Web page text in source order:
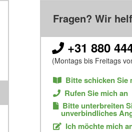
Fragen? Wir
+31 880
(Montags bis Freitags
Bitte schicken Sie
Rufen Sie mich an
Bitte unterbreiten
unverbindliches
Ich möchte mich